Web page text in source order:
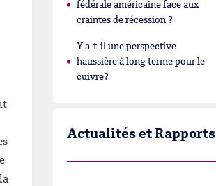
fédérale américaine face aux
craintes de récession ?
Y a-t-il une perspective
haussière à long terme pour le
cuivre?
Actualités et Rapports